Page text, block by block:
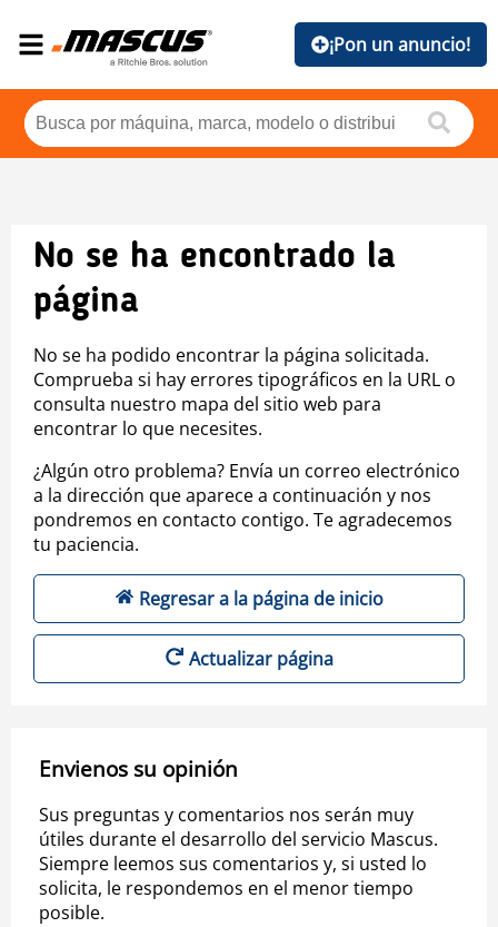
¡Pon un anuncio!
No se ha encontrado la
página
No se ha podido encontrar la página solicitada.
Comprueba si hay errores tipográficos en la URL o
consulta nuestro mapa del sitio web para
encontrar lo que necesites.
¿Algún otro problema? Envía un correo electrónico
a la dirección que aparece a continuación y nos
pondremos en contacto contigo. Te agradecemos
tu paciencia.
Regresar a la página de inicio
Actualizar página
Envienos su opinión
Sus preguntas y comentarios nos serán muy
útiles durante el desarrollo del servicio Mascus.
Siempre leemos sus comentarios y, si usted lo
solicita, le respondemos en el menor tiempo
posible.